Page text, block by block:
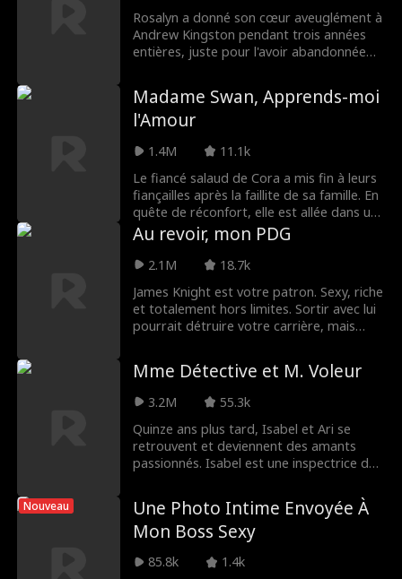
sort se produit et que toute l'entreprise
voit son SMS ?! Lucas Ager la licenciera-t-
il… ou les secrets de leur passé seront-ils
Rosalyn a donné son cœur aveuglément à
Andrew Kingston pendant trois années
entières, juste pour l'avoir abandonnée
mariage avec quelqu'un d'autre, il se
présente pour lui dire que ... elle était tout
pour lui depuis le début?
Madame Swan, Apprends-moi
l'Amour
1.4M
11.1k
Le fiancé salaud de Cora a mis fin à leurs
fiançailles après la faillite de sa famille. En
quête de réconfort, elle est allée dans un
bar et a couché avec l'homme le plus
riche de la ville, qui se trouve aussi être
l'oncle de ce salaud !
Au revoir, mon PDG
2.1M
18.7k
James Knight est votre patron. Sexy, riche
et totalement hors limites. Sortir avec lui
pourrait détruire votre carrière, mais
Parce que ce qui est pire que de savoir
que vous voulez quelque chose, en plus
de savoir que vous ne pouvez jamais
l'avoir?
Mme Détective et M. Voleur
3.2M
55.3k
Quinze ans plus tard, Isabel et Ari se
retrouvent et deviennent des amants
passionnés. Isabel est une inspectrice de
arrêtant un mystérieux voleur. Alors qu'Ari
l'aide dans son enquête et que leur
relation devient de plus en plus torride,
Isabel se rendra-t-elle compte que son
amant est le criminel qu'elle traque ?
Nouveau
Une Photo Intime Envoyée À
Mon Boss Sexy
85.8k
1.4k